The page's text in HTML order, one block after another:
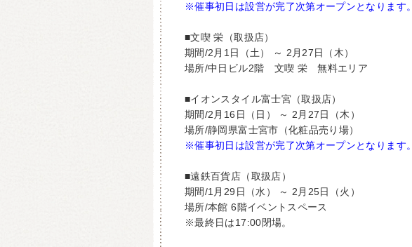
※催事初日は設営が完了次第オープンとなります。
■文喫 栄（取扱店）
期間/2月1日（土） ～ 2月27日（木）
場所/中日ビル2階 文喫 栄 無料エリア
■イオンスタイル富士宮（取扱店）
期間/2月16日（日） ～ 2月27日（木）
場所/静岡県富士宮市（化粧品売り場）
※催事初日は設営が完了次第オープンとなります。
■遠鉄百貨店（取扱店）
期間/1月29日（水） ～ 2月25日（火）
場所/本館 6階イベントスペース
※最終日は17:00閉場。